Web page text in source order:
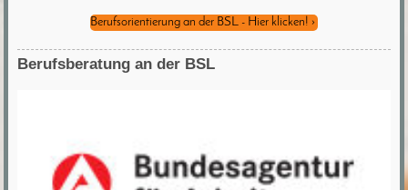
Berufsorientierung an der BSL - Hier klicken!
Berufsberatung an der BSL